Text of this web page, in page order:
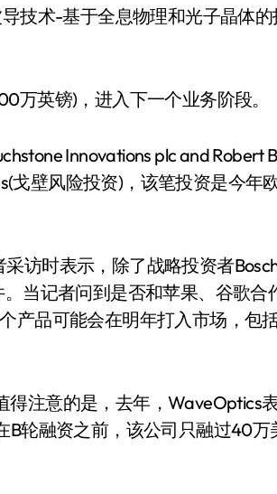
技术-基于全息物理和光子晶体
万英镑)，进入下一个业务阶段。
Innovations plc and Robert
戈壁风险投资)，该笔投资是今年
访时表示，除了战略投资者
当记者问到是否和苹果、谷歌合
产品可能会在明年打入市场，包
注意的是，去年，WaveOptics
轮融资之前，该公司只融过40万